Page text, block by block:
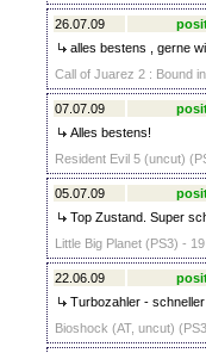
26.07.09
alles bestens , gerne
Call of Juarez 2 : Bound
07.07.09
Alles bestens!
Resident Evil 5 (uncut)
05.07.09
Top Zustand. Super
Little Big Planet (PS3) -
22.06.09
Turbozahler -
Bioshock (AT, uncut)